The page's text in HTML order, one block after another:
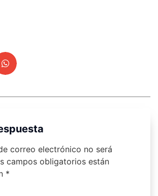
correo electrónico no será
campos obligatorios están
*